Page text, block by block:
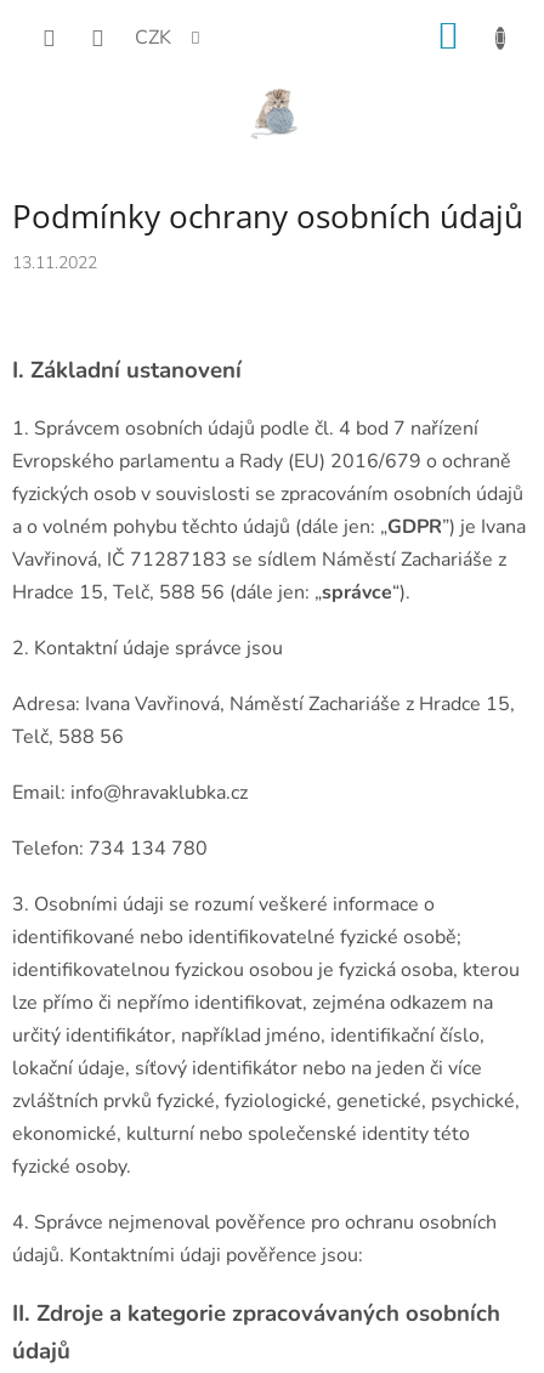
CZK
Podmínky ochrany osobních údajů
13.11.2022
I. Základní ustanovení
1. Správcem osobních údajů podle čl. 4 bod 7 nařízení
Evropského parlamentu a Rady (EU) 2016/679 o ochraně
fyzických osob v souvislosti se zpracováním osobních údajů
a o volném pohybu těchto údajů (dále jen: „GDPR”) je Ivana
Vavřinová, IČ 71287183 se sídlem Náměstí Zachariáše z
Hradce 15, Telč, 588 56 (dále jen: „správce“).
2. Kontaktní údaje správce jsou
Adresa: Ivana Vavřinová, Náměstí Zachariáše z Hradce 15,
Telč, 588 56
Email: info@hravaklubka.cz
Telefon: 734 134 780
3. Osobními údaji se rozumí veškeré informace o
identifikované nebo identifikovatelné fyzické osobě;
identifikovatelnou fyzickou osobou je fyzická osoba, kterou
lze přímo či nepřímo identifikovat, zejména odkazem na
určitý identifikátor, například jméno, identifikační číslo,
lokační údaje, síťový identifikátor nebo na jeden či více
zvláštních prvků fyzické, fyziologické, genetické, psychické,
ekonomické, kulturní nebo společenské identity této
fyzické osoby.
4. Správce nejmenoval pověřence pro ochranu osobních
údajů. Kontaktními údaji pověřence jsou:
II. Zdroje a kategorie zpracovávaných osobních
údajů